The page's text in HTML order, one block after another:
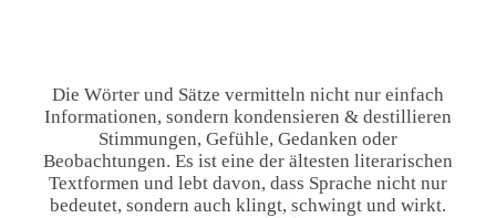
Die Wörter und Sätze vermitteln nicht nur einfach
Informationen, sondern kondensieren & destillieren
Stimmungen, Gefühle, Gedanken oder
Beobachtungen. Es ist eine der ältesten literarischen
Textformen und lebt davon, dass Sprache nicht nur
bedeutet, sondern auch klingt, schwingt und wirkt.